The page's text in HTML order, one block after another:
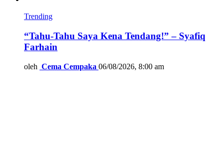
Trending
“Tahu-Tahu Saya Kena Tendang!” – Syafiq
Farhain
oleh Cema Cempaka 06/08/2026, 8:00 am